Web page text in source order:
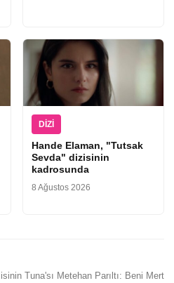
DIZI
Hande Elaman, "Tutsak
Sevda" dizisinin
kadrosunda
8 Ağustos 2026
Tuna'sı Metehan Parıltı: Beni Mert